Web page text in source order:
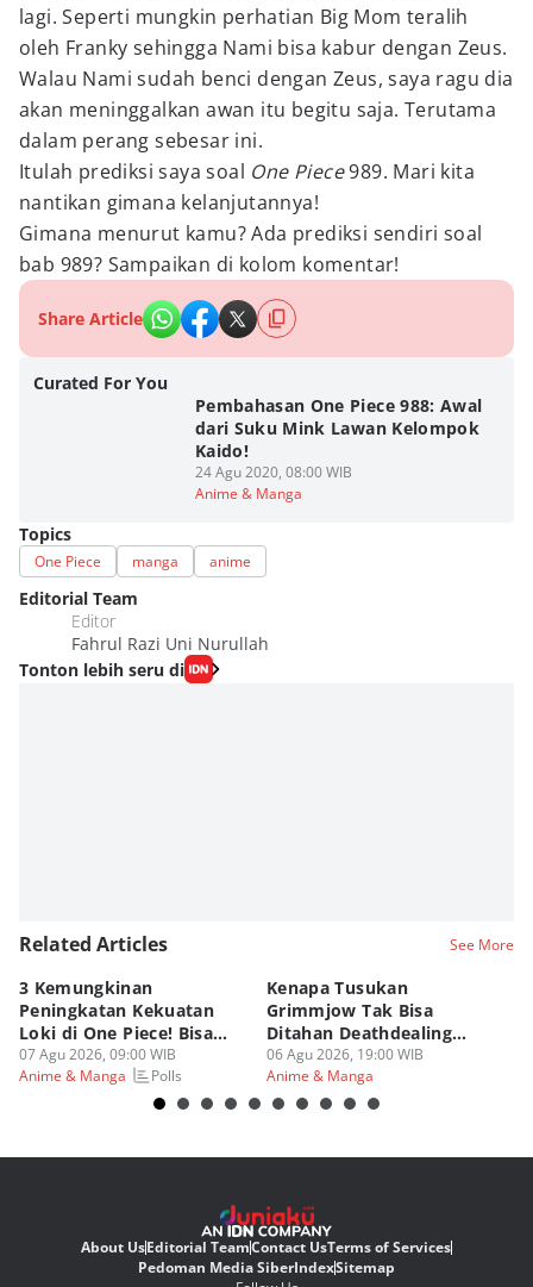
lagi. Seperti mungkin perhatian Big Mom teralih
oleh Franky sehingga Nami bisa kabur dengan Zeus.
Walau Nami sudah benci dengan Zeus, saya ragu dia
akan meninggalkan awan itu begitu saja. Terutama
dalam perang sebesar ini.
Itulah prediksi saya soal One Piece989. Mari kita
nantikan gimana kelanjutannya!
Gimana menurut kamu? Ada prediksi sendiri soal
bab 989? Sampaikan di kolom komentar!
Share Article
Curated For You
Pembahasan One Piece 988: Awal
dari Suku Mink Lawan Kelompok
Kaido!
24 Agu 2020, 08:00 WIB
Anime & Manga
Topics
One Piece manga anime
Editorial Team
Editor
Fahrul Razi Uni Nurullah
Tonton lebih seru di
Related Articles See More
3 Kemungkinan
Peningkatan Kekuatan
Loki di One Piece! Bisa
Lebih OP?
07 Agu 2026, 09:00 WIB
Anime & Manga
Polls
Kenapa Tusukan
Grimmjow Tak Bisa
Ditahan Deathdealing
Askin Bleach?
06 Agu 2026, 19:00 WIB
Anime & Manga
About UsEditorial TeamContact UsTerms of Services
Pedoman Media SiberIndexSitemap